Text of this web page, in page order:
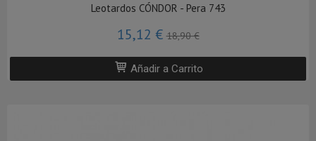
Leotardos CÓNDOR - Pera 743
15,12 €18,90 €
Añadir a Carrito